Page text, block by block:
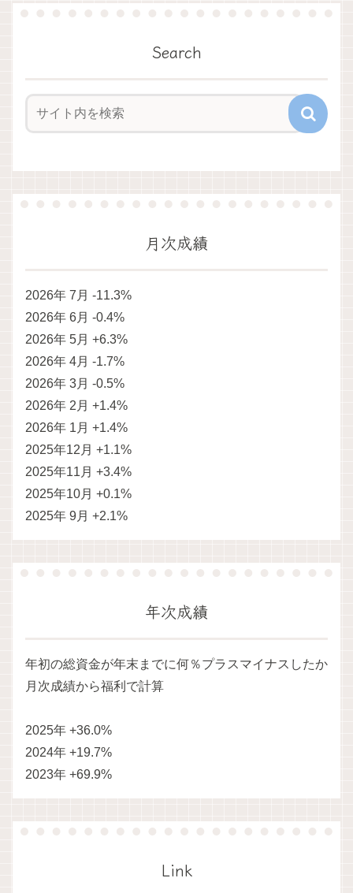
Search
月次成績
2026年 7月 -11.3%
2026年 6月 -0.4%
2026年 5月 +6.3%
2026年 4月 -1.7%
2026年 3月 -0.5%
2026年 2月 +1.4%
2026年 1月 +1.4%
2025年12月 +1.1%
2025年11月 +3.4%
2025年10月 +0.1%
2025年 9月 +2.1%
年次成績
年初の総資金が年末までに何％プラスマイナスしたか
月次成績から福利で計算
2025年 +36.0%
2024年 +19.7%
2023年 +69.9%
Link